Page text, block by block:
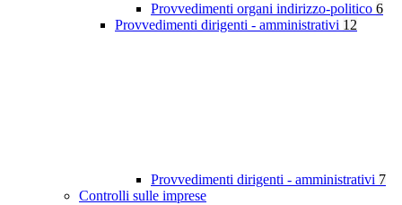
Provvedimenti organi indirizzo-politico 6
Provvedimenti dirigenti - amministrativi 12
Provvedimenti dirigenti - amministrativi 7
Controlli sulle imprese